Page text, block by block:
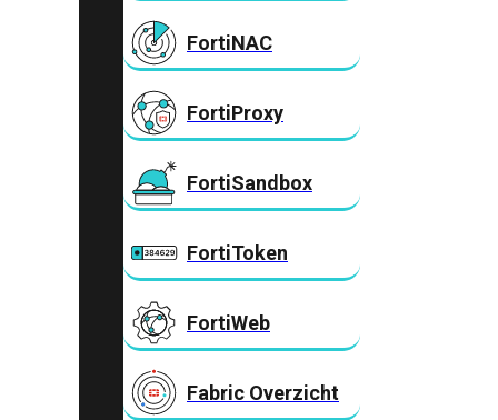
FortiNAC
FortiProxy
FortiSandbox
FortiToken
FortiWeb
Fabric Overzicht